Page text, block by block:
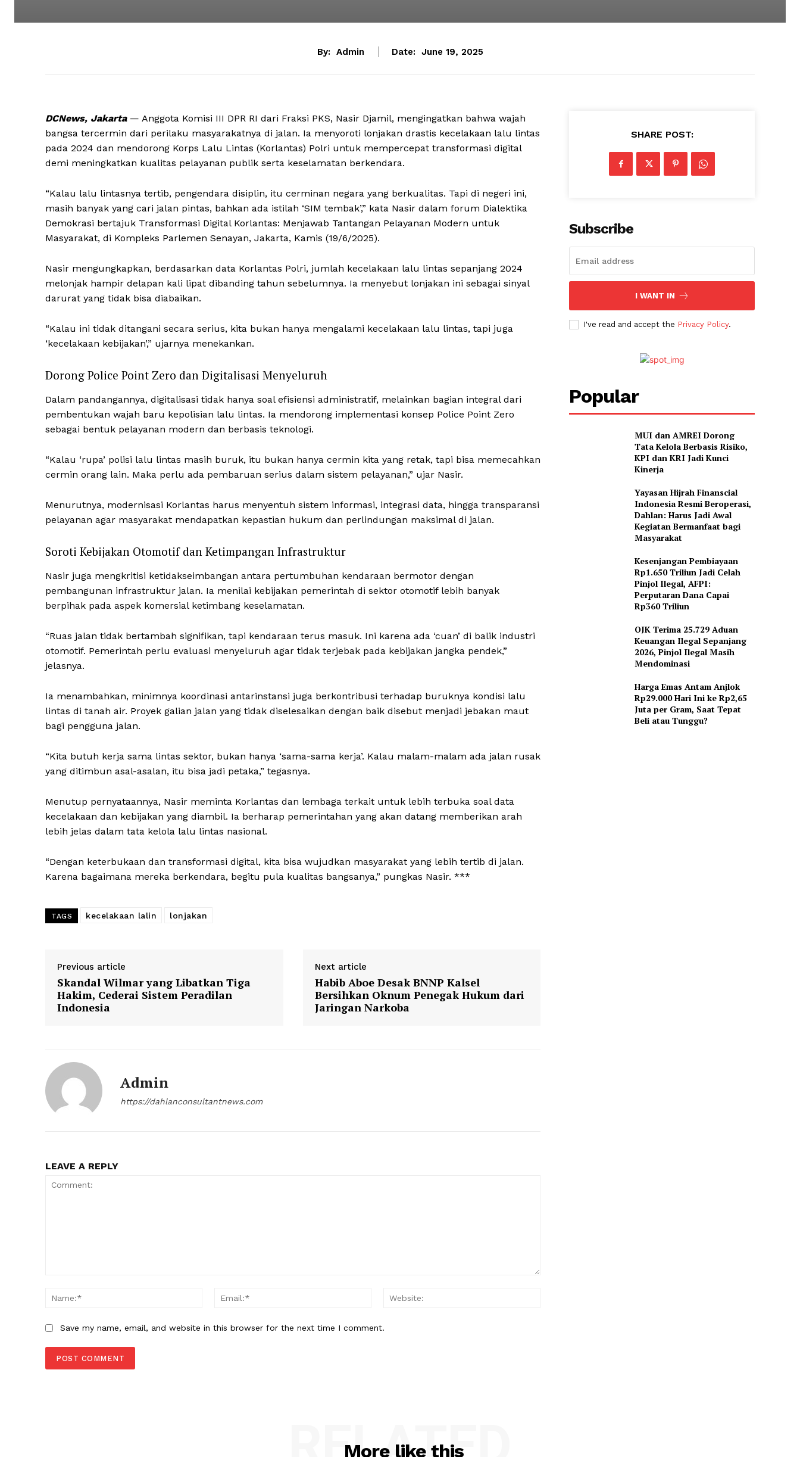
Magazine PRO
Company
By: Admin Date: June 19, 2025
DCNews, Jakarta— Anggota Komisi III DPR RI dari Fraksi PKS, Nasir Djamil, mengingatkan bahwa wajah
bangsa tercermin dari perilaku masyarakatnya di jalan. Ia menyoroti lonjakan drastis kecelakaan lalu lintas
pada 2024 dan mendorong Korps Lalu Lintas (Korlantas) Polri untuk mempercepat transformasi digital
demi meningkatkan kualitas pelayanan publik serta keselamatan berkendara.
“Kalau lalu lintasnya tertib, pengendara disiplin, itu cerminan negara yang berkualitas. Tapi di negeri ini,
masih banyak yang cari jalan pintas, bahkan ada istilah ‘SIM tembak’,” kata Nasir dalam forum Dialektika
Demokrasi bertajuk Transformasi Digital Korlantas: Menjawab Tantangan Pelayanan Modern untuk
Masyarakat, di Kompleks Parlemen Senayan, Jakarta, Kamis (19/6/2025).
Nasir mengungkapkan, berdasarkan data Korlantas Polri, jumlah kecelakaan lalu lintas sepanjang 2024
melonjak hampir delapan kali lipat dibanding tahun sebelumnya. Ia menyebut lonjakan ini sebagai sinyal
darurat yang tidak bisa diabaikan.
“Kalau ini tidak ditangani secara serius, kita bukan hanya mengalami kecelakaan lalu lintas, tapi juga
‘kecelakaan kebijakan’,” ujarnya menekankan.
Dorong Police Point Zero dan Digitalisasi Menyeluruh
Dalam pandangannya, digitalisasi tidak hanya soal efisiensi administratif, melainkan bagian integral dari
pembentukan wajah baru kepolisian lalu lintas. Ia mendorong implementasi konsep Police Point Zero
sebagai bentuk pelayanan modern dan berbasis teknologi.
“Kalau ‘rupa’ polisi lalu lintas masih buruk, itu bukan hanya cermin kita yang retak, tapi bisa memecahkan
cermin orang lain. Maka perlu ada pembaruan serius dalam sistem pelayanan,” ujar Nasir.
Menurutnya, modernisasi Korlantas harus menyentuh sistem informasi, integrasi data, hingga transparansi
pelayanan agar masyarakat mendapatkan kepastian hukum dan perlindungan maksimal di jalan.
Soroti Kebijakan Otomotif dan Ketimpangan Infrastruktur
Nasir juga mengkritisi ketidakseimbangan antara pertumbuhan kendaraan bermotor dengan
pembangunan infrastruktur jalan. Ia menilai kebijakan pemerintah di sektor otomotif lebih banyak
berpihak pada aspek komersial ketimbang keselamatan.
“Ruas jalan tidak bertambah signifikan, tapi kendaraan terus masuk. Ini karena ada ‘cuan’ di balik industri
otomotif. Pemerintah perlu evaluasi menyeluruh agar tidak terjebak pada kebijakan jangka pendek,”
jelasnya.
Ia menambahkan, minimnya koordinasi antarinstansi juga berkontribusi terhadap buruknya kondisi lalu
lintas di tanah air. Proyek galian jalan yang tidak diselesaikan dengan baik disebut menjadi jebakan maut
bagi pengguna jalan.
“Kita butuh kerja sama lintas sektor, bukan hanya ‘sama-sama kerja’. Kalau malam-malam ada jalan rusak
yang ditimbun asal-asalan, itu bisa jadi petaka,” tegasnya.
Menutup pernyataannya, Nasir meminta Korlantas dan lembaga terkait untuk lebih terbuka soal data
kecelakaan dan kebijakan yang diambil. Ia berharap pemerintahan yang akan datang memberikan arah
lebih jelas dalam tata kelola lalu lintas nasional.
“Dengan keterbukaan dan transformasi digital, kita bisa wujudkan masyarakat yang lebih tertib di jalan.
Karena bagaimana mereka berkendara, begitu pula kualitas bangsanya,” pungkas Nasir. ***
TAGS kecelakaan lalin lonjakan
Previous article
Skandal Wilmar yang Libatkan Tiga
Hakim, Cederai Sistem Peradilan
Indonesia
Next article
Habib Aboe Desak BNNP Kalsel
Bersihkan Oknum Penegak Hukum dari
Jaringan Narkoba
Admin
https://dahlanconsultantnews.com
LEAVE A REPLY
Name:*
Email:*
Save my name, email, and website in this browser for the next time I comment.
SHARE POST:
Subscribe
I WANT IN
I've read and accept the Privacy Policy.
Popular
MUI dan AMREI Dorong
Tata Kelola Berbasis Risiko,
KPI dan KRI Jadi Kunci
Kinerja
Yayasan Hijrah Finanscial
Indonesia Resmi Beroperasi,
Dahlan: Harus Jadi Awal
Kegiatan Bermanfaat bagi
Masyarakat
Kesenjangan Pembiayaan
Rp1.650 Triliun Jadi Celah
Pinjol Ilegal, AFPI:
Perputaran Dana Capai
Rp360 Triliun
OJK Terima 25.729 Aduan
Keuangan Ilegal Sepanjang
2026, Pinjol Ilegal Masih
Mendominasi
Harga Emas Antam Anjlok
Rp29.000 Hari Ini ke Rp2,65
Juta per Gram, Saat Tepat
Beli atau Tunggu?
More like this